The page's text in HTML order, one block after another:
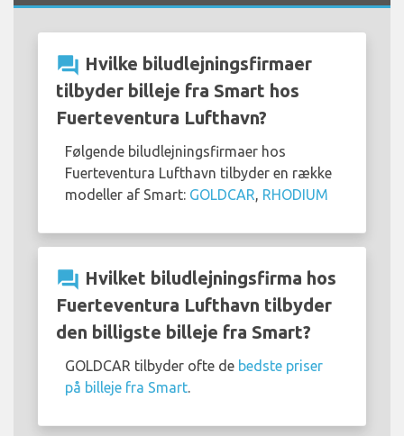
question_answer Hvilke biludlejningsfirmaer
tilbyder billeje fra Smart hos
Fuerteventura Lufthavn?
Følgende biludlejningsfirmaer hos
Fuerteventura Lufthavn tilbyder en række
modeller af Smart: GOLDCAR, RHODIUM
question_answer Hvilket biludlejningsfirma hos
Fuerteventura Lufthavn tilbyder
den billigste billeje fra Smart?
GOLDCAR tilbyder ofte de bedste priser
på billeje fra Smart.